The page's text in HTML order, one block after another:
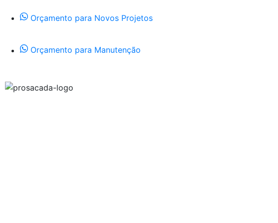
Orçamento para Novos Projetos
Orçamento para Manutenção